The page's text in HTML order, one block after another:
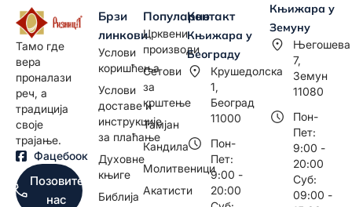
Тамо где
вера
проналази
реч, а
традиција
своје
трајање.
Фацебоок
Позовите
нас
Брзи
линкови
Услови
коришћења
Услови
доставе и
инструкције
за плаћање
Духовне
књиге
Библија
Популарно
Црквени
производи
Сетови
за
крштење
Тамјан
Кандила
Молитвеници
Акатисти
Контакт
Књижара у
Београду
Крушедолска
1,
Београд
11000
Пон-
Пет:
9:00 -
20:00
Књижара у
Земуну
Његошева
7,
Земун
11080
Пон-
Пет:
9:00 -
20:00
Суб:
09:00 -